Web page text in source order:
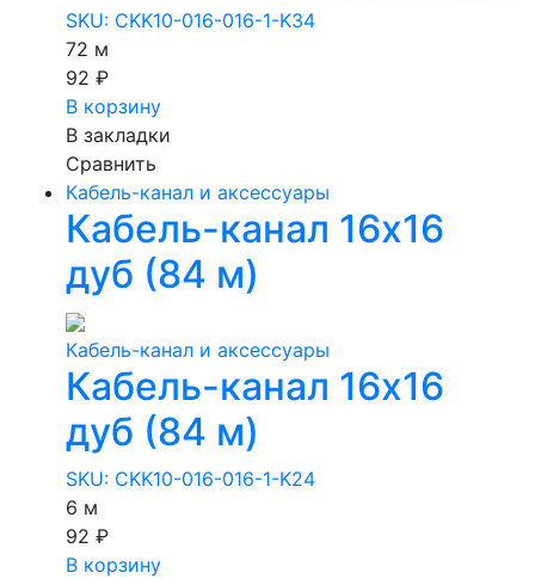
SKU: CKK10-016-016-1-K34
72 м
92 ₽
В корзину
В закладки
Сравнить
Кабель-канал и аксессуары
Кабель-канал 16х16
дуб (84 м)
Кабель-канал и аксессуары
Кабель-канал 16х16
дуб (84 м)
SKU: CKK10-016-016-1-K24
6 м
92 ₽
В корзину